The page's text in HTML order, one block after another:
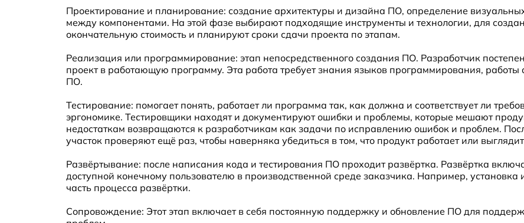
Проектирование и планирование: создание архитектуры и дизайна ПО, определение
между компонентами. На этой фазе выбирают подходящие инструменты и технологии, для
окончательную стоимость и планируют сроки сдачи проекта по этапам.
Реализация или программирование: этап непосредственного создания ПО. Разработчик
проект в работающую программу. Эта работа требует знания языков программирования,
ПО.
Тестирование: помогает понять, работает ли программа так, как должна и соответствует ли
эргономике. Тестировщики находят и документируют ошибки и проблемы, которые мешают
недостаткам возвращаются к разработчикам как задачи по исправлению ошибок и проблем.
участок проверяют ещё раз, чтобы наверняка убедиться в том, что продукт работает или
Развёртывание: после написания кода и тестирования ПО проходит развёртка. Развёртка
доступной конечному пользователю в производственной среде заказчика. Например,
часть процесса развёртки.
Сопровождение: Этот этап включает в себя постоянную поддержку и обновление ПО для